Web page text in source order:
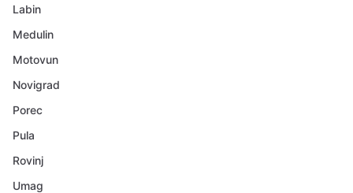
Labin
Medulin
Motovun
Novigrad
Porec
Pula
Rovinj
Umag